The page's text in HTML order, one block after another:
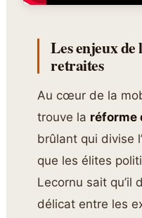
Les enjeux de
retraites
Au cœur de la
trouve la réforme
brûlant qui divise
que les élites
Lecornu sait qu’il
délicat entre les